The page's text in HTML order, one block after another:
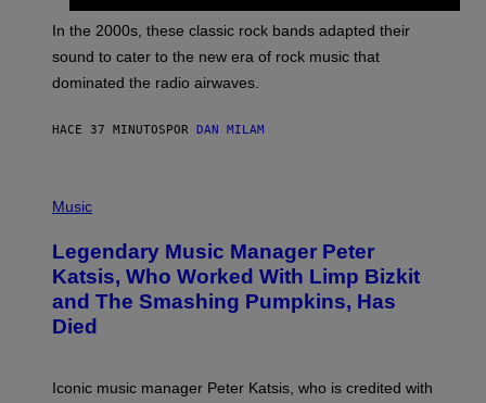
A
K
M
I
E
A
M
A
G
E
D
I
C
In the 2000s, these classic rock bands adapted their
sound to cater to the new era of rock music that
dominated the radio airwaves.
HACE 37 MINUTOSPOR DAN MILAM
H
O
B
Y
D
I
M
R
Music
Legendary Music Manager Peter
Katsis, Who Worked With Limp Bizkit
and The Smashing Pumpkins, Has
Died
Iconic music manager Peter Katsis, who is credited with